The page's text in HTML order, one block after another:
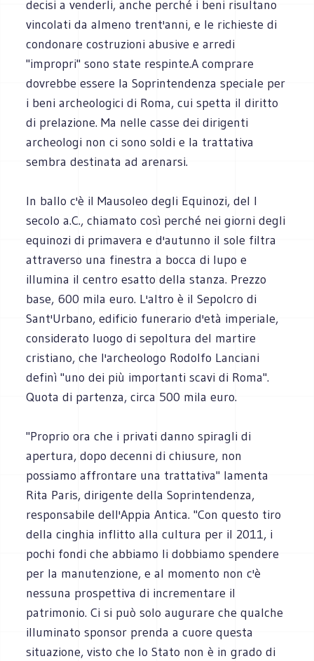
decisi a venderli, anche perché i beni risultano
vincolati da almeno trent'anni, e le richieste di
condonare costruzioni abusive e arredi
"impropri" sono state respinte.A comprare
dovrebbe essere la Soprintendenza speciale per
i beni archeologici di Roma, cui spetta il diritto
di prelazione. Ma nelle casse dei dirigenti
archeologi non ci sono soldi e la trattativa
sembra destinata ad arenarsi.
In ballo c'è il Mausoleo degli Equinozi, del I
secolo a.C., chiamato così perché nei giorni degli
equinozi di primavera e d'autunno il sole filtra
attraverso una finestra a bocca di lupo e
illumina il centro esatto della stanza. Prezzo
base, 600 mila euro. L'altro è il Sepolcro di
Sant'Urbano, edificio funerario d'età imperiale,
considerato luogo di sepoltura del martire
cristiano, che l'archeologo Rodolfo Lanciani
definì "uno dei più importanti scavi di Roma".
Quota di partenza, circa 500 mila euro.
"Proprio ora che i privati danno spiragli di
apertura, dopo decenni di chiusure, non
possiamo affrontare una trattativa" lamenta
Rita Paris, dirigente della Soprintendenza,
responsabile dell'Appia Antica. "Con questo tiro
della cinghia inflitto alla cultura per il 2011, i
pochi fondi che abbiamo li dobbiamo spendere
per la manutenzione, e al momento non c'è
nessuna prospettiva di incrementare il
patrimonio. Ci si può solo augurare che qualche
illuminato sponsor prenda a cuore questa
situazione, visto che lo Stato non è in grado di